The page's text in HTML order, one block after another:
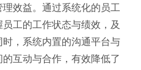
效益。通过系统化的员工
工的工作状态与绩效，及
，系统内置的沟通平台与
互动与合作，有效降低了